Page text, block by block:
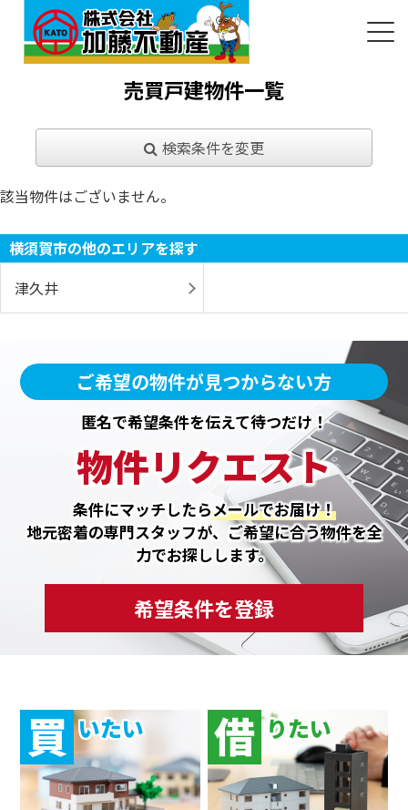
売買戸建物件一覧
検索条件を変更
該当物件はございません。
横須賀市の他のエリアを探す
津久井
ご希望の物件が見つからない方
匿名で希望条件を伝えて待つだけ！
物件リクエスト
条件にマッチしたらメールでお届け！
地元密着の専門スタッフが、ご希望に合う物件を全
力でお探しします。
希望条件を登録
買 いたい 借 りたい